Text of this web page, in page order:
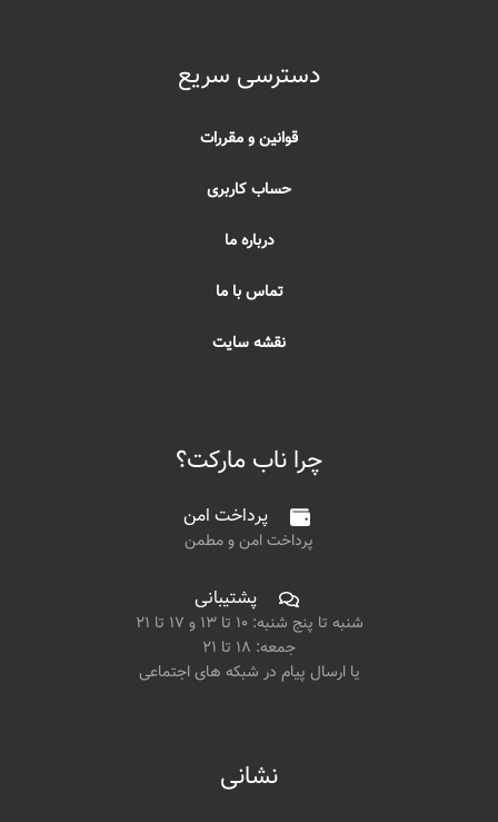
دسترسی سریع
قوانین و مقررات
حساب کاربری
درباره ما
تماس با ما
نقشه سایت
چرا ناب مارکت؟
پرداخت امن
پرداخت امن و مطمن
پشتیبانی
شنبه تا پنج شنبه: ۱۰ تا ۱۳ و ۱۷ تا ۲۱
جمعه: ۱۸ تا ۲۱
یا ارسال پیام در شبکه های اجتماعی
نشانی